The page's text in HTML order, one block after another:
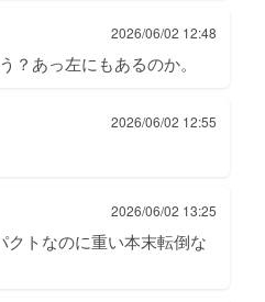
2026/06/02 12:48
？あっ左にもあるのか。
2026/06/02 12:55
2026/06/02 13:25
トなのに重い本末転倒な